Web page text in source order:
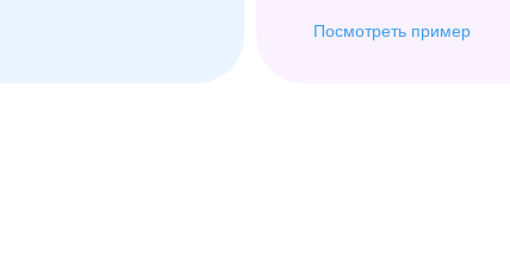
Посмотреть пример